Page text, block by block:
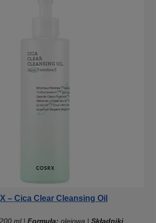
– Cica Clear Cleansing Oil
200 ml | Formuła: olejowa | Składniki